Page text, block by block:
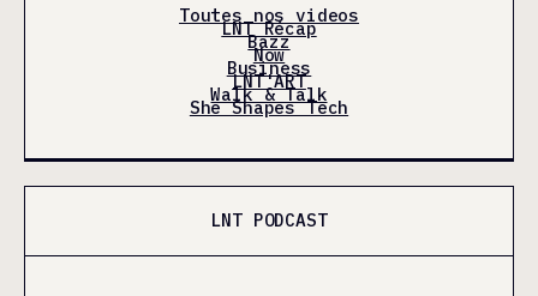
Toutes nos videos
LNT Récap
Bazz
Now
Business
LNT'ART
Walk & Talk
She Shapes Tech
LNT PODCAST